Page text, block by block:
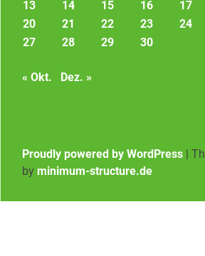
13
14 15 16 17
20
21 22 23 24
27
28 29 30
« Okt. Dez. »
Proudly powered by WordPress
by minimum-structure.de